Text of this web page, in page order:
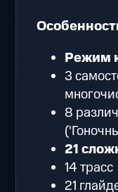
Режим
3
8
21
14 трасс
21